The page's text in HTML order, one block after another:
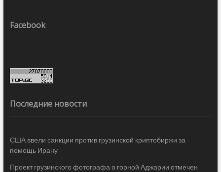
Facebook
Последние новости
США ввели санкции против грузинской криптобиржи за
помощь Ирану
Проект грузинского фотографа о горной Аджарии отмечен